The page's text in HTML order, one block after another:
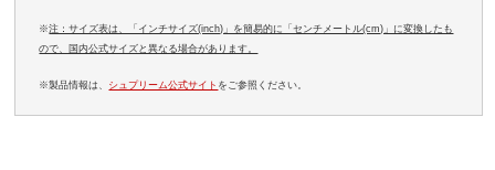
※注：サイズ表は、「インチサイズ(inch)」を簡易的に「センチメートル(cm)」に変換したも
ので、国内公式サイズと異なる場合があります。
※製品情報は、 シュプリーム公式サイト をご参照ください。